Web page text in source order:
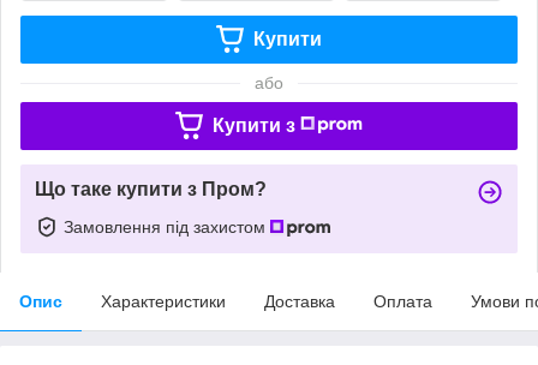
Купити
або
Купити з
Що таке купити з Пром?
Замовлення під захистом
Опис Характеристики Доставка Оплата Умови